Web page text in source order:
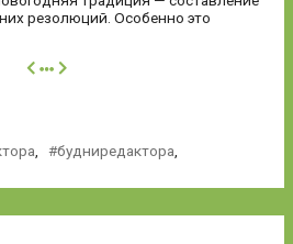
резолюций. Особенно это
далее
будниредактора